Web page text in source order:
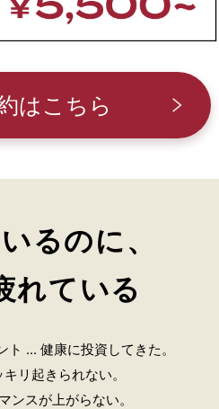
はこちら
るのに、
れている
... 健康に投資してきた。
リ起きられない。
ンスが上がらない。